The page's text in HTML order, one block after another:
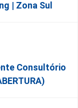
| Zona Sul
Consultório